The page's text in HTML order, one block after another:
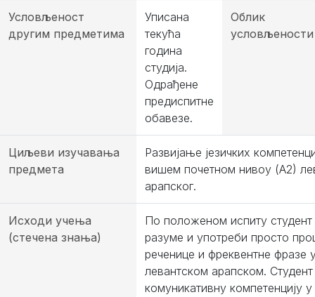
Условљеност
другим предметима
Уписана
текућа
година
студија.
Одрађене
предиспитне
обавезе.
Облик
условљености
Циљеви изучавања
предмета
Развијање језичких
вишем почетном нивоу (А2)
арапског.
Исходи учења
(стечена знања)
По положеном испиту
разуме и употреби просто
реченице и фреквентне фразе
левантском арапском.
комуникативну компетенцију у